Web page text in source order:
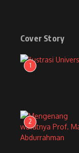
Cover Story
1
2